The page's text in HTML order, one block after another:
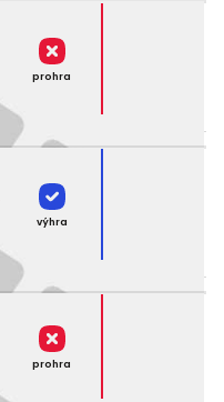
prohra
výhra
prohra